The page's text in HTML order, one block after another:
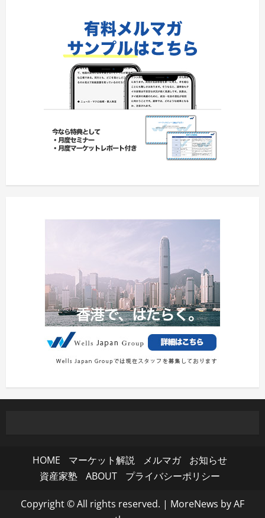
HOME マーケット解説 メルマガ
お知らせ
資産家塾
ABOUT プライバシーポリシー
Copyright © All rights reserved. | MoreNews by AF